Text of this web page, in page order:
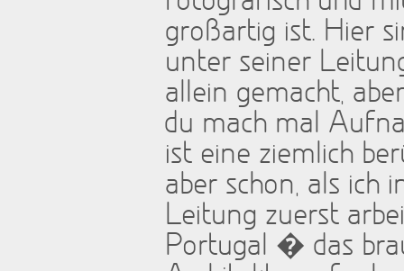
großartig ist. Hier
unter seiner
allein gemacht,
du mach mal
ist eine ziemlich
aber schon, als
Leitung zuerst
Portugal � das